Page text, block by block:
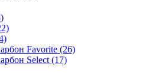
Favorite (26)
Select (17)